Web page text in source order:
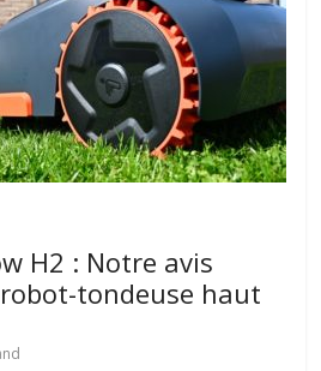
H2 : Notre avis
tondeuse haut